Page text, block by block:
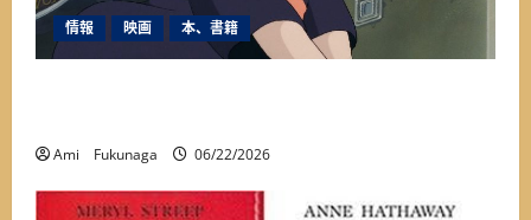
情報 映画 本、書籍
Ami Fukunaga 06/22/2026